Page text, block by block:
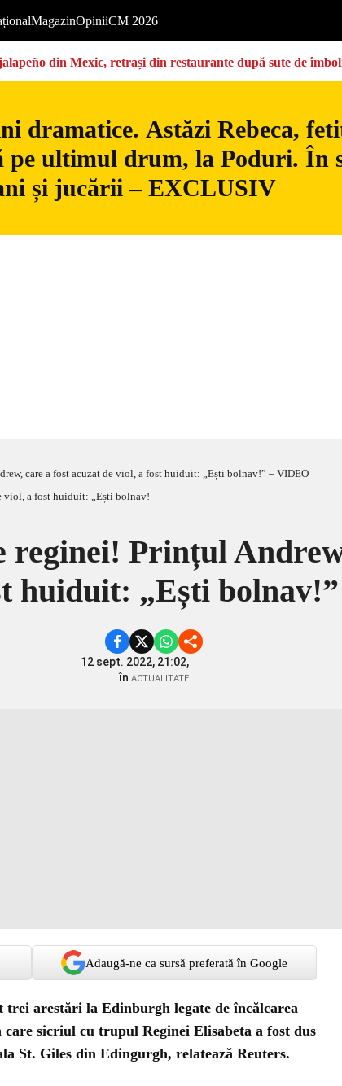
MagazinOpiniiCM 2026
din Mexic, retrași din restaurante după sute de
dramatice. Astăzi Rebeca,
pe ultimul drum, la Poduri. În
și jucării – EXCLUSIV
care a fost acuzat de viol, a fost huiduit: „Ești bolnav!” – VIDEO
Prințul
huiduit: „Ești
12 sept. 2022, 21:02,
în ACTUALITATE
Adaugă-ne ca sursă preferată în Google
arestări la Edinburgh legate de încălcarea
sicriul cu trupul Reginei Elisabeta a fost dus
St. Giles din Edingurgh, relatează Reuters.